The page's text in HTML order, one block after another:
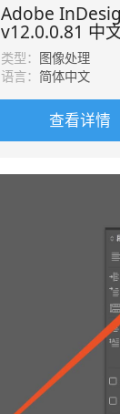
Adobe
v12.0.0.81 中
类型： 图像处理
语言： 简体中文
查看详情